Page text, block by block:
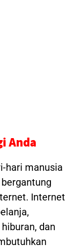
Anda
hari manusia
Internet
dan